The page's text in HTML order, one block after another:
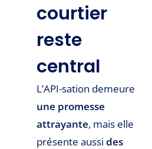
courtier
reste
central
L’API-sation demeure
une promesse
attrayante, mais elle
présente aussi des